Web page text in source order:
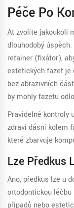
Péče Po
Ať zvolíte jakoukoli
dlouhodobý
retainer (fixátor),
estetických fazet je
bez abrazivních
by mohly fazetu
Pravidelné kontroly
zdraví dásní kolem
které zbarvuje
Lze Předkus
Ano, předkus lze u
ortodontickou
případů nebo